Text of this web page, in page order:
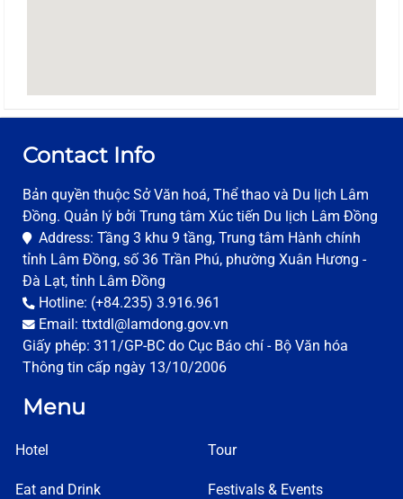
Contact Info
Bản quyền thuộc Sở Văn hoá, Thể thao và Du lịch Lâm
Đồng. Quản lý bởi Trung tâm Xúc tiến Du lịch Lâm Đồng
Address: Tầng 3 khu 9 tầng, Trung tâm Hành chính
tỉnh Lâm Đồng, số 36 Trần Phú, phường Xuân Hương -
Đà Lạt, tỉnh Lâm Đồng
Hotline: (+84.235) 3.916.961
Email: ttxtdl@lamdong.gov.vn
Giấy phép: 311/GP-BC do Cục Báo chí - Bộ Văn hóa
Thông tin cấp ngày 13/10/2006
Menu
Hotel
Eat and Drink
Tour
Festivals & Events